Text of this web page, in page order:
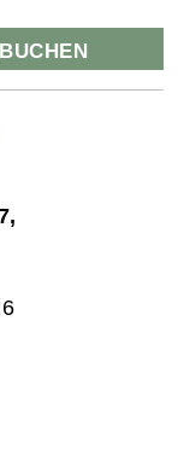
BUCHEN